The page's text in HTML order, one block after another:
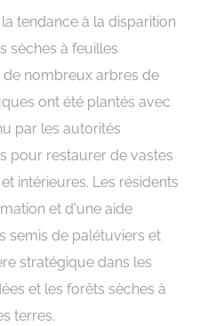
tendance à la disparition
sèches à feuilles
nombreux arbres de
ont été plantés avec
par les autorités
pour restaurer de vastes
intérieures. Les résidents
et d'une aide
semis de palétuviers et
stratégique dans les
et les forêts sèches à
terres.